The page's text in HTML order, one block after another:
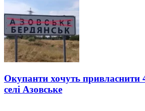
Окупанти хочуть привласнити
селі Азовське